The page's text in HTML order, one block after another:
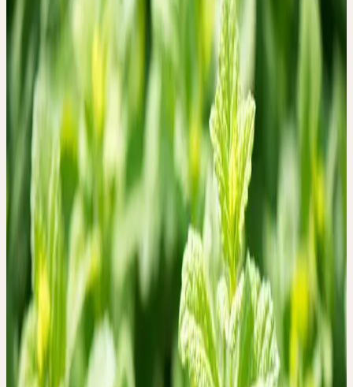
Bitterpflanzen fast vergessen worden — und doch sind sie es, die
unserem Verdauungssystem die Sprache zurückgeben.
Was bitter im Mund, ist dem Magen gesund.
— altes Sprichwort
Im Ceres-Verständnis ist Verdauung ein Bild für eine viel grössere
Tätigkeit: das Verarbeiten dessen, was uns begegnet — körperlich,
seelisch, geistig. Wer gut verdauen kann, kann auch gut leben.
PFLANZEN ZU DIESEM THEMA
Sommer
ARTISCHOCKE
Cynara scolymus
Selbstbeschränkung und Ausschweifung